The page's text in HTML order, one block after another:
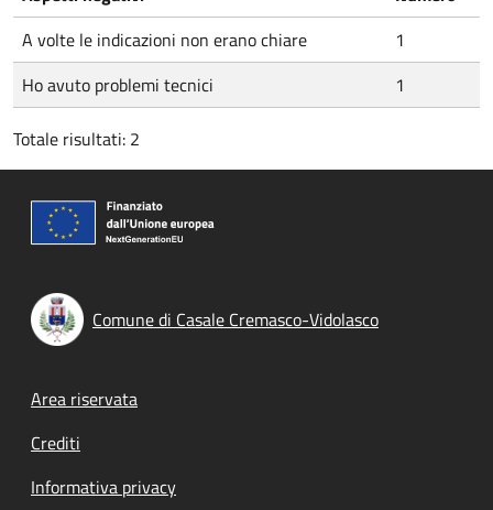
A volte le indicazioni non erano chiare
1
Ho avuto problemi tecnici
1
Totale risultati: 2
Comune di Casale Cremasco-Vidolasco
Footer menu
Area riservata
Crediti
Informativa privacy